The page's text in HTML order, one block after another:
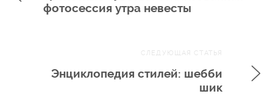
фотосессия утра невесты
СЛЕДУЮЩАЯ СТАТЬЯ
Энциклопедия стилей: шебби
шик